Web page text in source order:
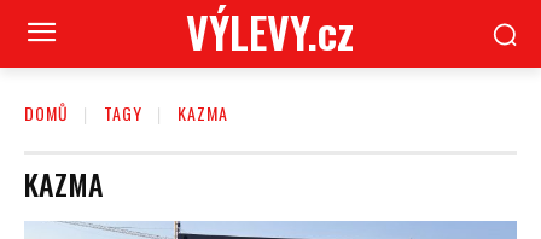
VÝLEVY.cz
DOMŮ TAGY KAZMA
KAZMA